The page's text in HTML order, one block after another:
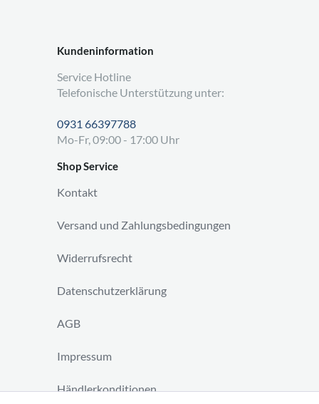
Kundeninformation
Service Hotline
Telefonische Unterstützung unter:
0931 66397788
Mo-Fr, 09:00 - 17:00 Uhr
Shop Service
Kontakt
Versand und Zahlungsbedingungen
Widerrufsrecht
Datenschutzerklärung
AGB
Impressum
Händlerkonditionen